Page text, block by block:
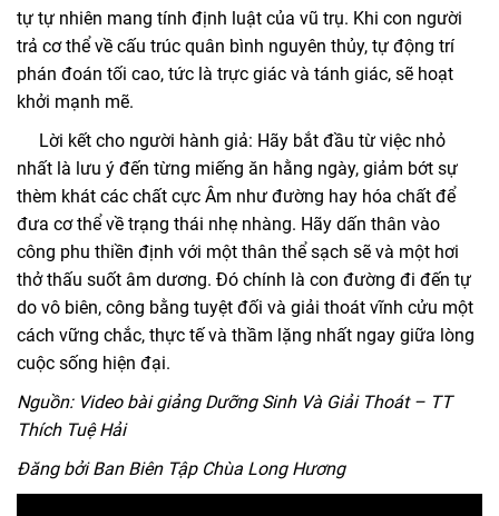
tự tự nhiên mang tính định luật của vũ trụ. Khi con người
trả cơ thể về cấu trúc quân bình nguyên thủy, tự động trí
phán đoán tối cao, tức là trực giác và tánh giác, sẽ hoạt
khởi mạnh mẽ.
Lời kết cho người hành giả: Hãy bắt đầu từ việc nhỏ
nhất là lưu ý đến từng miếng ăn hằng ngày, giảm bớt sự
thèm khát các chất cực Âm như đường hay hóa chất để
đưa cơ thể về trạng thái nhẹ nhàng. Hãy dấn thân vào
công phu thiền định với một thân thể sạch sẽ và một hơi
thở thấu suốt âm dương. Đó chính là con đường đi đến tự
do vô biên, công bằng tuyệt đối và giải thoát vĩnh cửu một
cách vững chắc, thực tế và thầm lặng nhất ngay giữa lòng
cuộc sống hiện đại.
Nguồn: Video bài giảng Dưỡng Sinh Và Giải Thoát – TT
Thích Tuệ Hải
Đăng bởi Ban Biên Tập Chùa Long Hương